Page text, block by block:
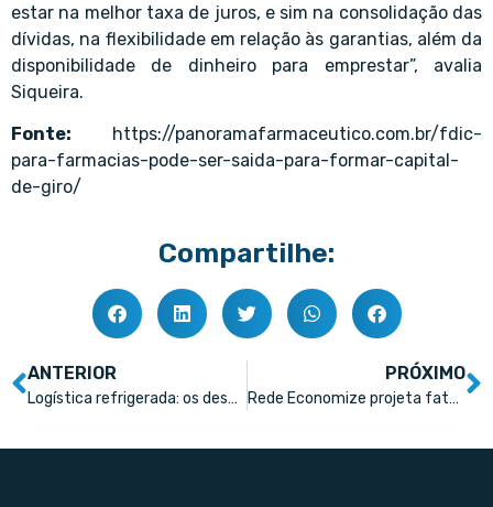
estar na melhor taxa de juros, e sim na consolidação das
dívidas, na flexibilidade em relação às garantias, além da
disponibilidade de dinheiro para emprestar”, avalia
Siqueira.
Fonte:
https://panoramafarmaceutico.com.br/fdic-
para-farmacias-pode-ser-saida-para-formar-capital-
de-giro/
Compartilhe:
ANTERIOR
Logística refrigerada: os desafios por trás do transporte de medicamentos
PRÓXIMO
Rede Economize projeta faturamento de R$ 500 milhões